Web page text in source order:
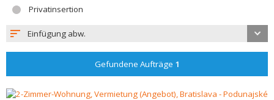
Privatinsertion
Einfügung abw.
Gefundene Aufträge 1